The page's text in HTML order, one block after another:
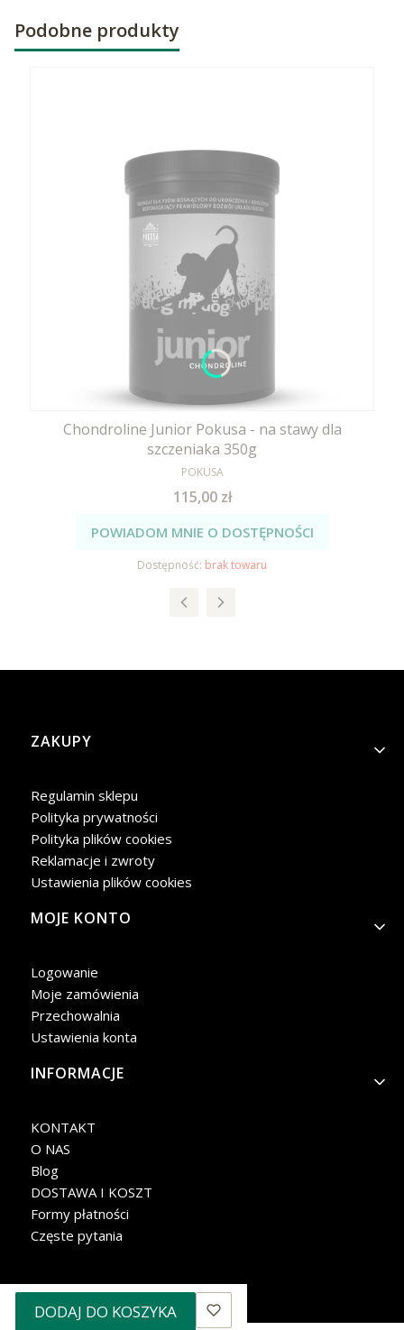
Podobne produkty
Chondroline Junior Pokusa - na stawy dla
szczeniaka 350g
PRODUCENT
POKUSA
Cena
115,00 zł
POWIADOM MNIE O DOSTĘPNOŚCI
Dostępność: brak towaru
Linki w stopce
ZAKUPY
Regulamin sklepu
Polityka prywatności
Polityka plików cookies
Reklamacje i zwroty
Ustawienia plików cookies
MOJE KONTO
Logowanie
Moje zamówienia
Przechowalnia
Ustawienia konta
INFORMACJE
KONTAKT
O NAS
Blog
DOSTAWA I KOSZT
Formy płatności
Częste pytania
DODAJ DO KOSZYKA